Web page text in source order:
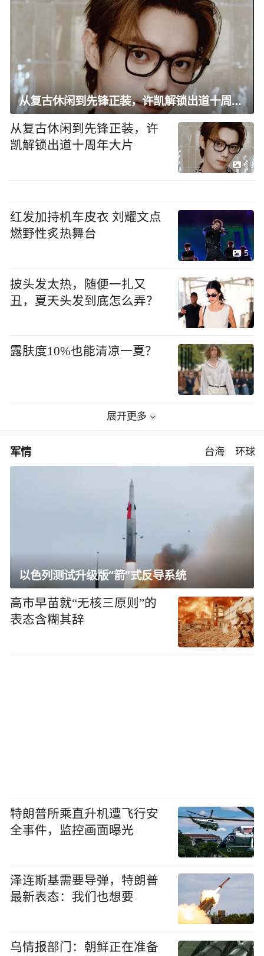
从复古休闲到先锋正装，许凯解锁出道十周年大片
从复古休闲到先锋正装，许
凯解锁出道十周年大片
6
红发加持机车皮衣 刘耀文点
燃野性炙热舞台
5
披头发太热，随便一扎又
丑，夏天头发到底怎么弄？
露肤度10%也能清凉一夏？
展开更多
军情 台海 环球
以色列测试升级版“箭”式反导系统
高市早苗就“无核三原则”的
表态含糊其辞
特朗普所乘直升机遭飞行安
全事件，监控画面曝光
泽连斯基需要导弹，特朗普
最新表态：我们也想要
乌情报部门：朝鲜正在准备